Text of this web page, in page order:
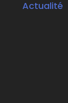
Actualité